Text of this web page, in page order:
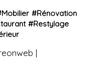
Mobilier #Rénovation
#Restylage